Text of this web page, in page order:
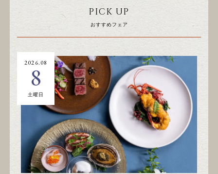
PICK UP
おすすめフェア
2026.08
8
土曜日